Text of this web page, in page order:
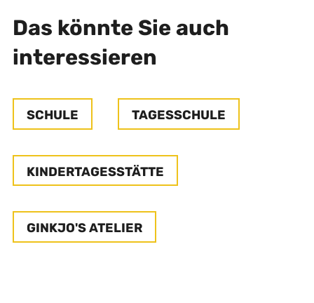
Das könnte Sie auch
interessieren
SCHULE TAGESSCHULE
KINDERTAGESSTÄTTE
GINKJO'S ATELIER